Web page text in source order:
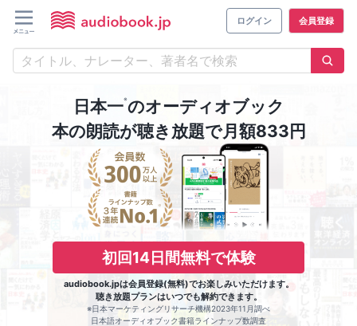
ログイン 会員登録
日本一※のオーディオブック
本の朗読が聴き放題で月額833円
初回14日間無料で体験
audiobook.jpは会員登録(無料)でお楽しみいただけます。
聴き放題プランはいつでも解約できます。
※日本マーケティングリサーチ機構2023年11月調べ
日本語オーディオブック書籍ラインナップ数調査